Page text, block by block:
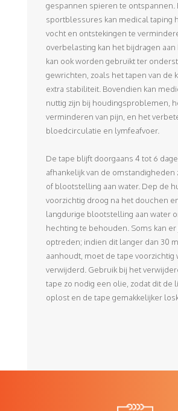
gespannen spieren te ontspannen.
sportblessures kan medical taping
vocht en ontstekingen te
overbelasting kan het bijdragen
kan ook worden gebruikt ter
gewrichten, zoals het tapen van de
extra stabiliteit. Bovendien kan
nuttig zijn bij houdingsproblemen,
verminderen van pijn, en het
bloedcirculatie en lymfeafvoer.
De tape blijft doorgaans 4 tot 6
afhankelijk van de omstandigheden
of blootstelling aan water. Dep de
voorzichtig droog na het douchen
langdurige blootstelling aan water
hechting te behouden. Soms kan er
optreden; indien dit langer dan 30
aanhoudt, moet de tape voorzichtig
verwijderd. Gebruik bij het
tape zo nodig een olie, zodat dit de
oplost en de tape gemakkelijker